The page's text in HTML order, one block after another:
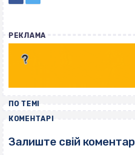
РЕКЛАМА
ПО ТЕМІ
КОМЕНТАРІ
Залиште свій коментар